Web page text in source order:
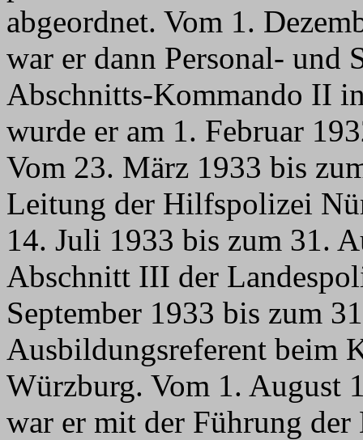
abgeordnet. Vom 1.
war er dann Personal- und
Abschnitts-Kommando II
wurde er am 1. Februar
Vom 23. März 1933 bis
Leitung der Hilfspolizei
14. Juli 1933 bis zum 31.
Abschnitt III der
September 1933 bis zum
Ausbildungsreferent beim
Würzburg. Vom 1. August
war er mit der Führung